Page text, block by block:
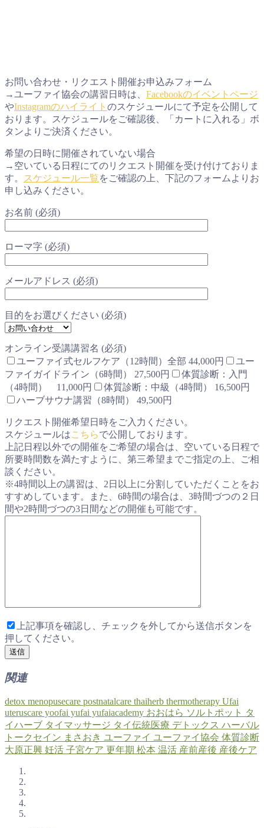
お問い合わせ・リクエスト開催お申込みフォーム
→ユーファイ協会の講習日時は、 Facebookのイベントページ
やInstagramのハイライト のスケジュールにて予定を公開して
おります。スケジュールをご確認後、「カートに入れる」ボ
タンよりご決済ください。
希望の日時に開催されていない場合
→空いている日程にてのリクエスト開催を受け付けておりま
す。
スケジュール一覧をご確認の上、下記のフォームよりお
申し込みください。
お名前 (必須)
ローマ字 (必須)
メールアドレス (必須)
目的をお選びください (必須)
オンライン受講講習名 (必須)
ユーファイ式セルフケア（12時間）全部 44,000円
ユー
ファイガイドライン（6時間） 27,500円
体質診断：入門
（4時間） 11,000円
体質診断：中級（4時間） 16,500円
ハーブサウナ講習（8時間） 49,500円
リクエスト開催希望日時をご入力ください。
スケジュールはこちらで公開しております。
上記日程以外での開催をご希望の場合は、空いている日程で
所要時間数を満たすように、第三希望までご指定の上、ご相
談ください。
※4時間以上の講習は、2日以上に分割していただくことをお
すすめしています。また、6時間の場合は、3時間づつの２日
間や2時間づつの3日間などの開催も可能です。
上記事項を確認し、チェックを外してから送信ボタンを
押してください。
関連
detox menopusecare postnatalcare thaiherb thermotherapy Ufai
uteruscare yoofai yufai yufaiacademy おおはら ソルトポット タ
イハーブ タイマッサージ タイ伝統医療 デトックス ハーバル
トークセイン まさおき ユーファイ ユーファイ協会 体質診断
大原正興 妊活 子宮ケア 更年期 松本 温活 産前産後 産後ケア